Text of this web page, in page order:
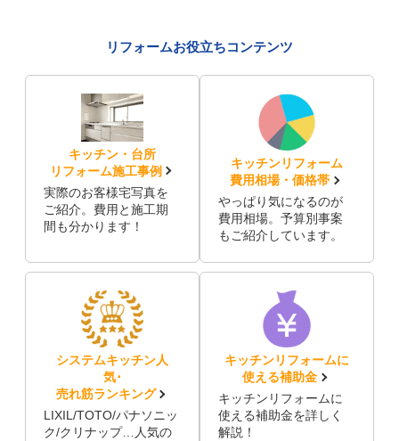
リフォームお役立ちコンテンツ
キッチン・台所
リフォーム施工事例
実際のお客様宅写真を
ご紹介。費用と施工期
間も分かります！
キッチンリフォーム
費用相場・価格帯
やっぱり気になるのが
費用相場。予算別事案
もご紹介しています。
システムキッチン人
気･
売れ筋ランキング
LIXIL/TOTO/パナソニッ
ク/クリナップ…人気の
キッチンリフォームに
使える補助金
キッチンリフォームに
使える補助金を詳しく
解説！